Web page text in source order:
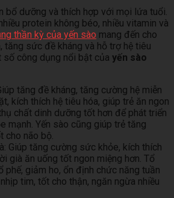
bổ dưỡng và thích hợp với mọi lứa tuổi.
protein không béo, nhiều vitamin và
thần kỳ của yến sào mang đến cho
tăng sức đề kháng và hỗ trợ hệ tiêu
số công dụng nổi bật của yến sào
tăng đề kháng, tăng cường hệ miễn
kích thích hệ tiêu hóa, giúp trẻ ăn ngon
chất dinh dưỡng tốt hơn để phát triển
mạnh. Yến sào cũng giúp trẻ tăng
cho não bộ.
Giúp tăng cường sức khỏe, kích thích
già ăn uống tốt ngon miệng hơn. Tổ
phế, giảm ho, ổn định chức năng tuần
tim, tốt cho thận, ngăn ngừa nhiều